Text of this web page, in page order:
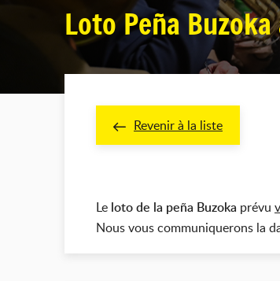
Loto Peña
Revenir à la liste
Le loto de la peña Buzoka prévu
Nous vous communiquerons la